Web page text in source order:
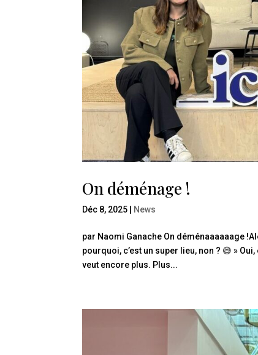
On déménage !
Déc 8, 2025 News
par Naomi Ganache On déménaaaaaage
pourquoi, c’est un super lieu, non ? 😅 »
veut encore plus. Plus...